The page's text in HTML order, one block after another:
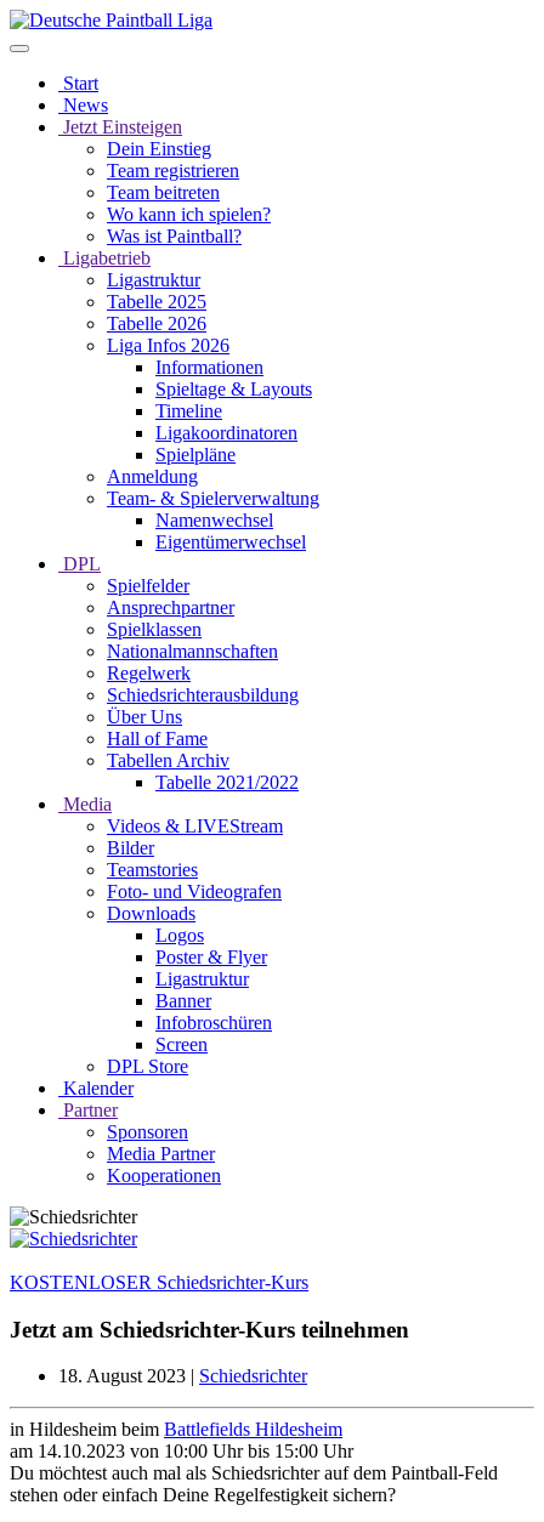
Start
News
Jetzt Einsteigen
Dein Einstieg
Team registrieren
Team beitreten
Wo kann ich spielen?
Was ist Paintball?
Ligabetrieb
Ligastruktur
Tabelle 2025
Tabelle 2026
Liga Infos 2026
Informationen
Spieltage & Layouts
Timeline
Ligakoordinatoren
Spielpläne
Anmeldung
Team- & Spielerverwaltung
Namenwechsel
Eigentümerwechsel
DPL
Spielfelder
Ansprechpartner
Spielklassen
Nationalmannschaften
Regelwerk
Schiedsrichterausbildung
Über Uns
Hall of Fame
Tabellen Archiv
Tabelle 2021/2022
Media
Videos & LIVEStream
Bilder
Teamstories
Foto- und Videografen
Downloads
Logos
Poster & Flyer
Ligastruktur
Banner
Infobroschüren
Screen
DPL Store
Kalender
Partner
Sponsoren
Media Partner
Kooperationen
KOSTENLOSER Schiedsrichter-Kurs
Jetzt am Schiedsrichter-Kurs teilnehmen
18. August 2023 | Schiedsrichter
in Hildesheim beim Battlefields Hildesheim
am 14.10.2023 von 10:00 Uhr bis 15:00 Uhr
Du möchtest auch mal als Schiedsrichter auf dem Paintball-Feld
stehen oder einfach Deine Regelfestigkeit sichern?